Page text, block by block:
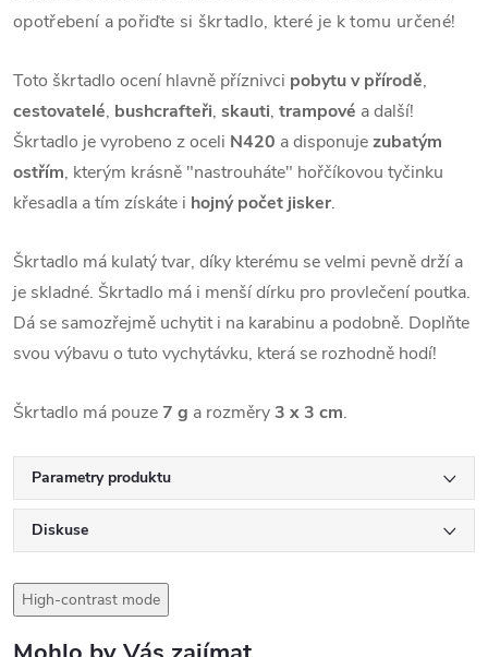
opotřebení a pořiďte si škrtadlo, které je k tomu určené!
Toto škrtadlo ocení hlavně příznivci pobytu v přírodě,
cestovatelé, bushcrafteři, skauti, trampové a další!
Škrtadlo je vyrobeno z oceli N420 a disponujezubatým
ostřím, kterým krásně "nastrouháte" hořčíkovou tyčinku
křesadla a tím získáte i hojný počet jisker.
Škrtadlo má kulatý tvar, díky kterému se velmi pevně drží a
je skladné. Škrtadlo má i menší dírku pro provlečení poutka.
Dá se samozřejmě uchytit i na karabinu a podobně. Doplňte
svou výbavu o tuto vychytávku, která se rozhodně hodí!
Škrtadlo má pouze 7 g a rozměry3 x 3 cm.
Parametry produktu
Diskuse
High-contrast mode